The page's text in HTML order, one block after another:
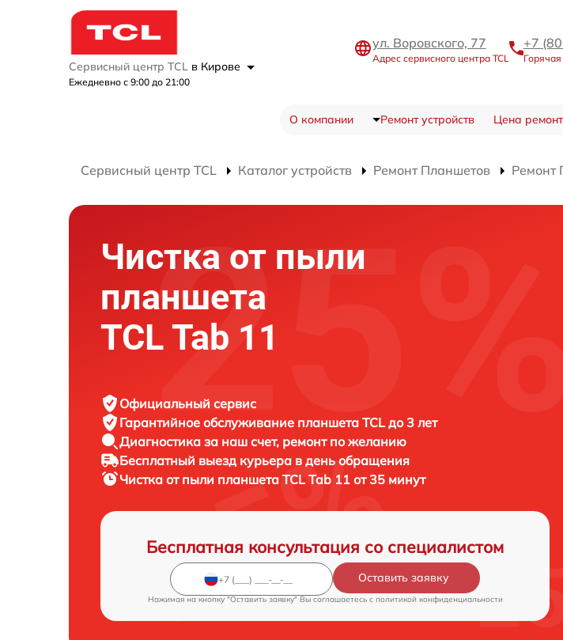
Сервисный центр TCL в Кирове
Ежедневно с 9:00 до 21:00
ул. Воровского, 77
Адрес сервисного центра TCL
+7
О компании Ремонт устройств Цена
Сервисный центр TCL Каталог устройств Ремонт Планшетов Ремонт
Чистка от пыли
планшета
TCL Tab 11
Официальный сервис
Гарантийное обслуживание планшета TCL до 3 лет
Диагностика за наш счет, ремонт по желанию
Бесплатный выезд курьера в день обращения
Чистка от пыли планшета TCL Tab 11 от 35 минут
Бесплатная консультация со специалистом
Оставить заявку
Нажимая на кнопку "Оставить заявку" Вы соглашаетесь c политикой конфиденциальности